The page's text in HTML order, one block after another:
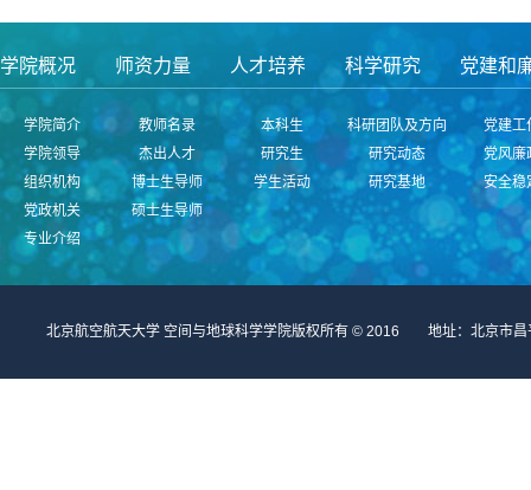
学院概况
学院简介
学院领导
组织机构
党政机关
专业介绍
师资力量
教师名录
杰出人才
博士生导师
硕士生导师
人才培养
本科生
研究生
学生活动
科学研究
科研团队及方向
研究动态
研究基地
党建和
党建工
党风廉
安全稳
北京航空航天大学 空间与地球科学学院版权所有 © 2016 地址：北京